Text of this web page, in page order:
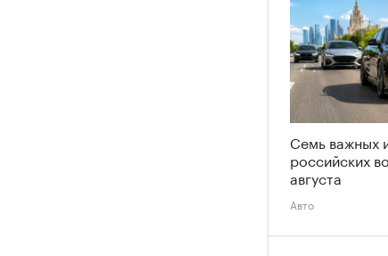
Семь важных
российских
августа
Авто